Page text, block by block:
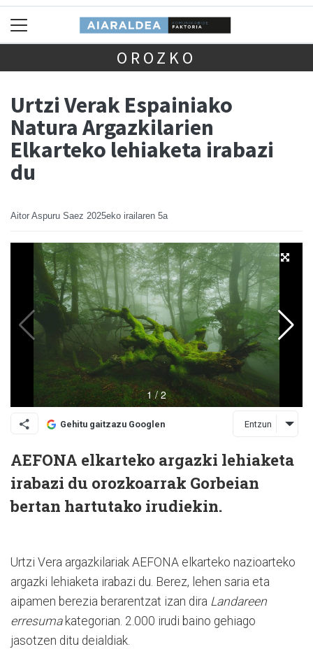
OROZKO
Urtzi Verak Espainiako
Natura Argazkilarien
Elkarteko lehiaketa irabazi
du
Aitor Aspuru Saez 2025eko irailaren 5a
Gehitu gaitzazu Googlen Entzun
AEFONA elkarteko argazki lehiaketa
irabazi du orozkoarrak Gorbeian
bertan hartutako irudiekin.
Urtzi Vera argazkilariak AEFONA elkarteko nazioarteko
argazki lehiaketa irabazi du. Berez, lehen saria eta
aipamen berezia berarentzat izan dira Landareen
erresumakategorian. 2.000 irudi baino gehiago
jasotzen ditu deialdiak.